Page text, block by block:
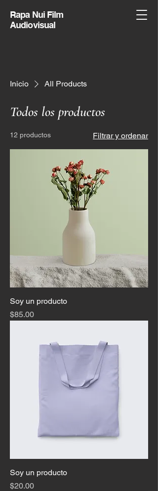
Rapa Nui Film
Audiovisual
Inicio All Products
Todos los productos
12 productos Filtrar y ordenar
Soy un producto
Precio
$85.00
Soy un producto
Precio
$20.00